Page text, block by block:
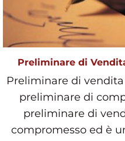
Preliminare di
Preliminare di
preliminare di
preliminare di
compromesso ed è